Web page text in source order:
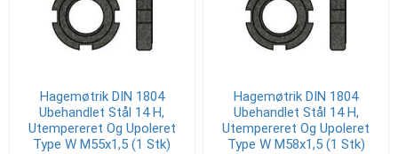
Hagemøtrik DIN 1804
Ubehandlet Stål 14 H,
Utempereret Og Upoleret
Type W M55x1,5 (1 Stk)
Hagemøtrik DIN 1804
Ubehandlet Stål 14 H,
Utempereret Og Upoleret
Type W M58x1,5 (1 Stk)